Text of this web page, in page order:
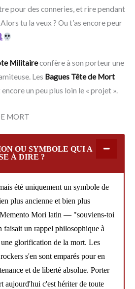
pour des conneries, et rire pendant
tu la veux ? Ou t’as encore peur
Militaireconfère à son porteur une
Les Bagues Tête de Mort
un peu plus loin le « projet ».
MORT
OU SYMBOLE QUI A
À DIRE ?
été uniquement un symbole de
plus ancienne et bien plus
Mori latin — "souviens-toi
un rappel philosophique à
glorification de la mort. Les
s'en sont emparés pour en
et de liberté absolue. Porter
aujourd'hui c'est hériter de toute